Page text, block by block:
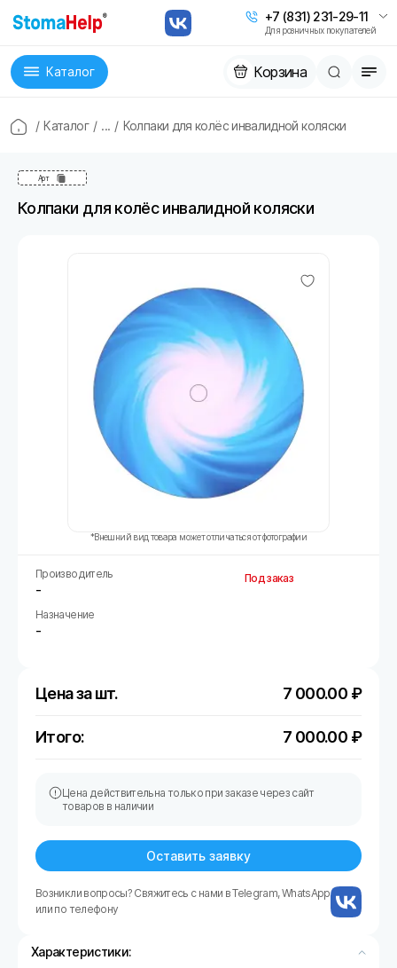
+7 (831) 231-29-11
Для розничных покупателей
Каталог Корзина
/ Каталог / ... / Колпаки для колёс инвалидной коляски
Арт
Колпаки для колёс инвалидной коляски
*Внешний вид товара может отличаться от фотографии
Производитель
-
Назначение
-
Под заказ
Цена за шт. 7 000.00 ₽
Итого: 7 000.00 ₽
Цена действительна только при заказе через сайт
товаров в наличии
Оставить заявку
Возникли вопросы? Свяжитесь с нами в Telegram, WhatsApp
или по телефону
Характеристики: